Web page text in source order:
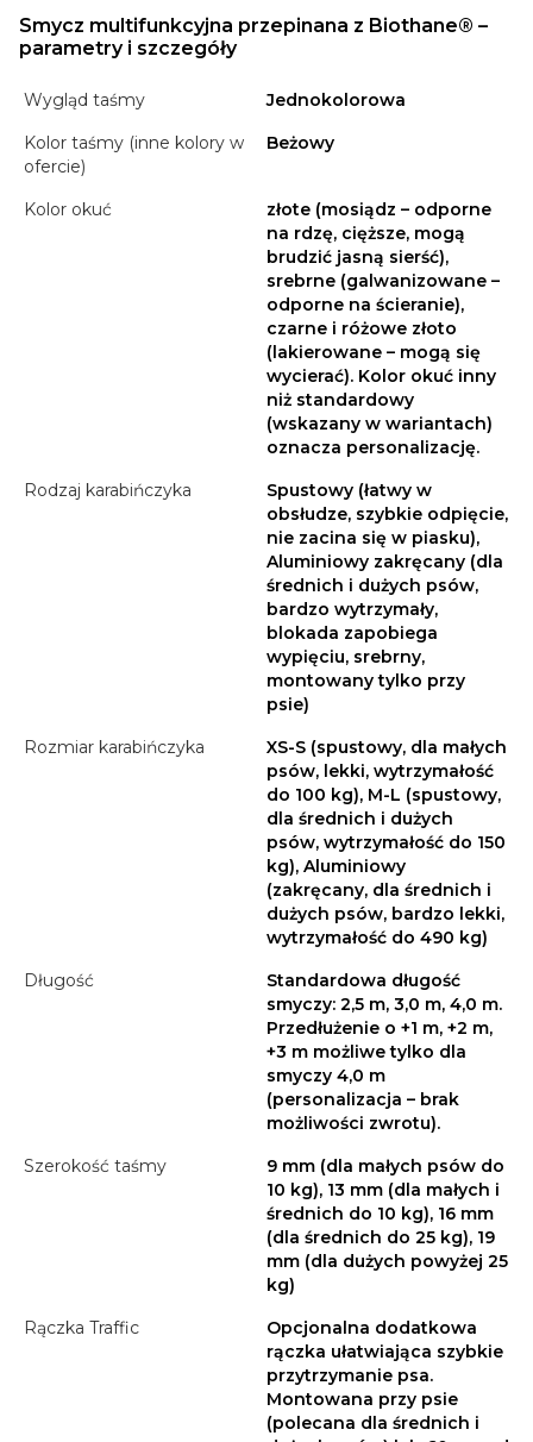
Smycz multifunkcyjna przepinana z Biothane® –
parametry i szczegóły
Wygląd taśmy
Jednokolorowa
Kolor taśmy (inne kolory w
ofercie)
Beżowy
Kolor okuć
złote (mosiądz – odporne
na rdzę, cięższe, mogą
brudzić jasną sierść),
srebrne (galwanizowane –
odporne na ścieranie),
czarne i różowe złoto
(lakierowane – mogą się
wycierać). Kolor okuć inny
niż standardowy
(wskazany w wariantach)
oznacza personalizację.
Rodzaj karabińczyka
Spustowy (łatwy w
obsłudze, szybkie odpięcie,
nie zacina się w piasku),
Aluminiowy zakręcany (dla
średnich i dużych psów,
bardzo wytrzymały,
blokada zapobiega
wypięciu, srebrny,
montowany tylko przy
psie)
Rozmiar karabińczyka
XS-S (spustowy, dla małych
psów, lekki, wytrzymałość
do 100 kg), M-L (spustowy,
dla średnich i dużych
psów, wytrzymałość do 150
kg), Aluminiowy
(zakręcany, dla średnich i
dużych psów, bardzo lekki,
wytrzymałość do 490 kg)
Długość
Standardowa długość
smyczy: 2,5 m, 3,0 m, 4,0 m.
Przedłużenie o +1 m, +2 m,
+3 m możliwe tylko dla
smyczy 4,0 m
(personalizacja – brak
możliwości zwrotu).
Szerokość taśmy
9 mm (dla małych psów do
10 kg), 13 mm (dla małych i
średnich do 10 kg), 16 mm
(dla średnich do 25 kg), 19
mm (dla dużych powyżej 25
kg)
Rączka Traffic
Opcjonalna dodatkowa
rączka ułatwiająca szybkie
przytrzymanie psa.
Montowana przy psie
(polecana dla średnich i